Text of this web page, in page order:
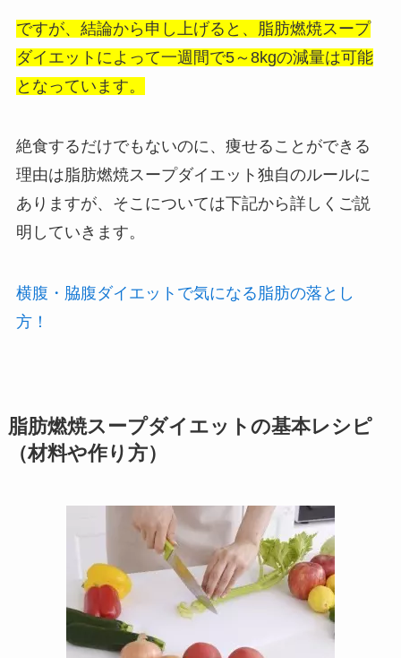
ですが、結論から申し上げると、脂肪燃焼スープ
ダイエットによって一週間で5～8kgの減量は可能
となっています。
絶食するだけでもないのに、痩せることができる
理由は脂肪燃焼スープダイエット独自のルールに
ありますが、そこについては下記から詳しくご説
明していきます。
横腹・脇腹ダイエットで気になる脂肪の落とし
方！
脂肪燃焼スープダイエットの基本レシピ
（材料や作り方）